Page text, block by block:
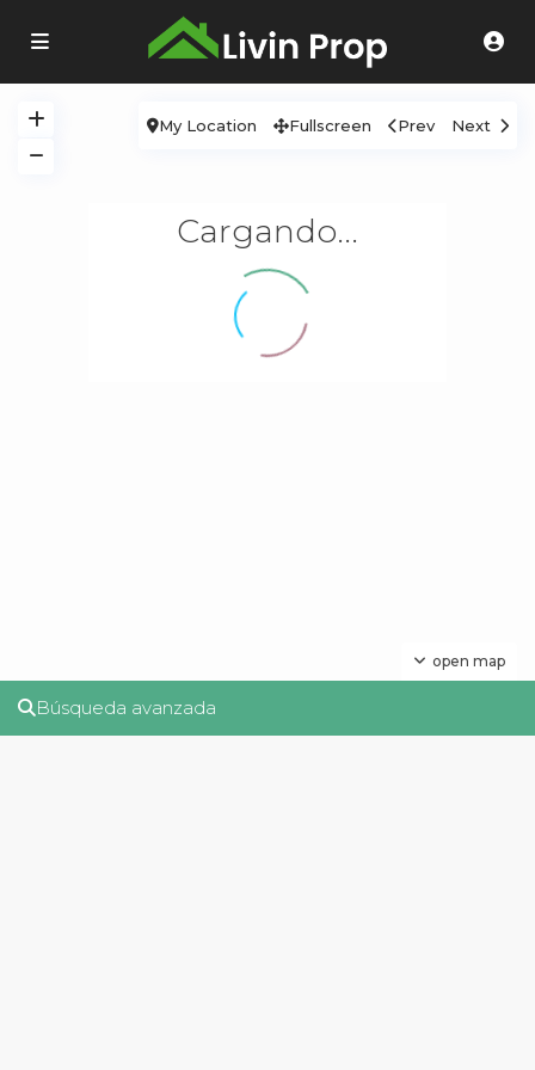
Cargando...
open map
My Location Fullscreen Prev Next
Búsqueda avanzada